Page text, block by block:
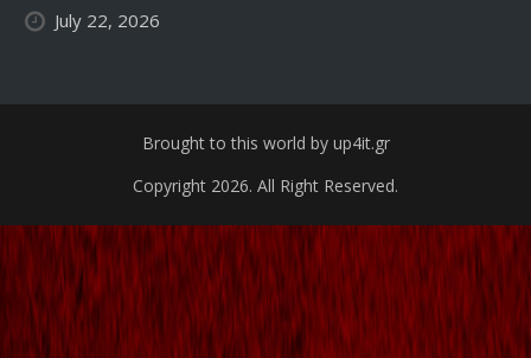
July 22, 2026
Brought to this world by up4it.gr
Copyright 2026. All Right Reserved.